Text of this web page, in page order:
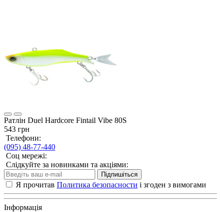
Ратлін Duel Hardcore Fintail Vibe 80S
543 грн
Телефони:
(095) 48-77-440
Соц мережі:
Слідкуйте за новинками та акціями:
Підпишіться
Я прочитав Политика безопасности і згоден з вимогами
Інформація